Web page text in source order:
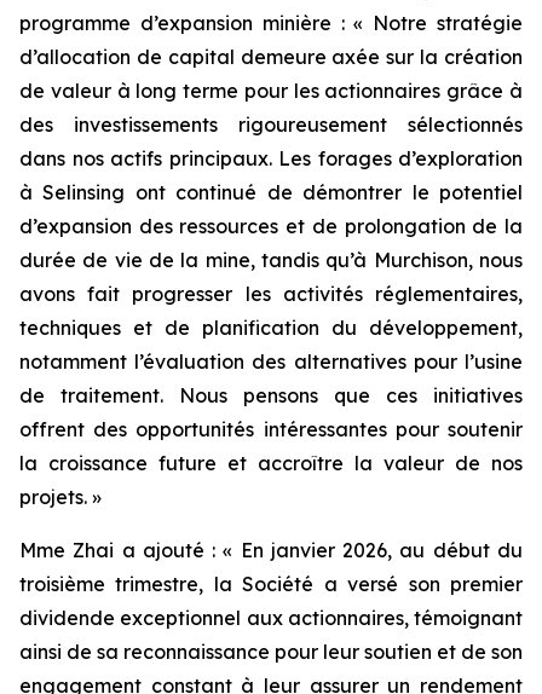
programme d’expansion minière : « Notre stratégie
d’allocation de capital demeure axée sur la création
de valeur à long terme pour les actionnaires grâce à
des investissements rigoureusement sélectionnés
dans nos actifs principaux. Les forages d’exploration
à Selinsing ont continué de démontrer le potentiel
d’expansion des ressources et de prolongation de la
durée de vie de la mine, tandis qu’à Murchison, nous
avons fait progresser les activités réglementaires,
techniques et de planification du développement,
notamment l’évaluation des alternatives pour l’usine
de traitement. Nous pensons que ces initiatives
offrent des opportunités intéressantes pour soutenir
la croissance future et accroître la valeur de nos
projets. »
Mme Zhai a ajouté : « En janvier 2026, au début du
troisième trimestre, la Société a versé son premier
dividende exceptionnel aux actionnaires, témoignant
ainsi de sa reconnaissance pour leur soutien et de son
engagement constant à leur assurer un rendement